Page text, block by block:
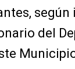
según
del